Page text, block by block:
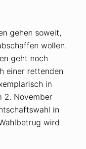
gehen soweit,
wollen.
geht noch
einer rettenden
in
2. November
in
wird